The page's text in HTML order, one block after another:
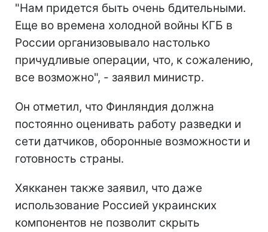
"Нам придется быть очень бдительными.
Еще во времена холодной войны КГБ в
России организовывало настолько
причудливые операции, что, к сожалению,
все возможно", - заявил министр.
Он отметил, что Финляндия должна
постоянно оценивать работу разведки и
сети датчиков, оборонные возможности и
готовность страны.
Хякканен также заявил, что даже
использование Россией украинских
компонентов не позволит скрыть